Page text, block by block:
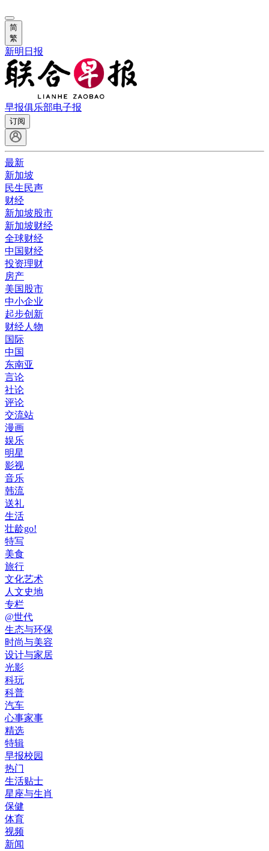
简
繁
新明日报
早报俱乐部电子报
订阅
最新
新加坡
民生民声
财经
新加坡股市
新加坡财经
全球财经
中国财经
投资理财
房产
美国股市
中小企业
起步创新
财经人物
国际
中国
东南亚
言论
社论
评论
交流站
漫画
娱乐
明星
影视
音乐
韩流
送礼
生活
壮龄go!
特写
美食
旅行
文化艺术
人文史地
专栏
@世代
生态与环保
时尚与美容
设计与家居
光影
科玩
科普
汽车
心事家事
精选
特辑
早报校园
热门
生活贴士
星座与生肖
保健
体育
视频
新闻